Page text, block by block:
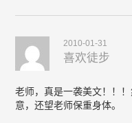
2010-01-31
喜欢徒步
老师，真是一袭美文！！
意，还望老师保重身体。